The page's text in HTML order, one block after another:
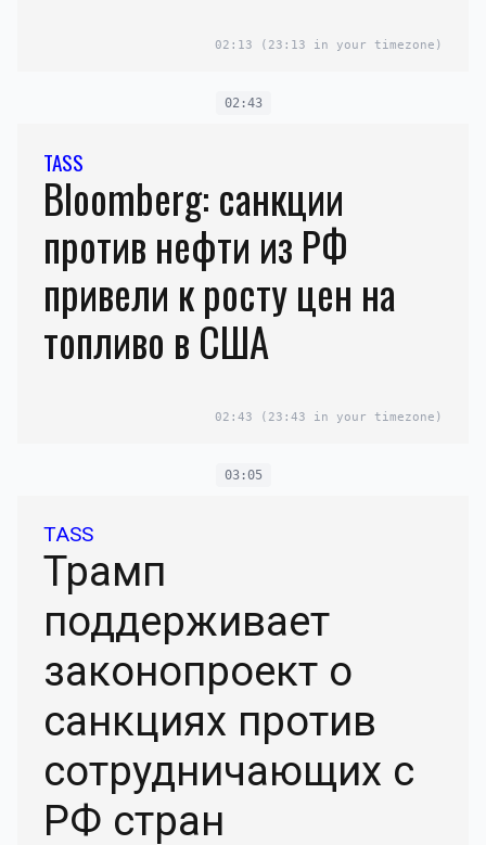
02:13 (23:13 in your timezone)
02:43
TASS
Bloomberg: санкции
против нефти из РФ
привели к росту цен на
топливо в США
02:43 (23:43 in your timezone)
03:05
TASS
Трамп
поддерживает
законопроект о
санкциях против
сотрудничающих с
РФ стран